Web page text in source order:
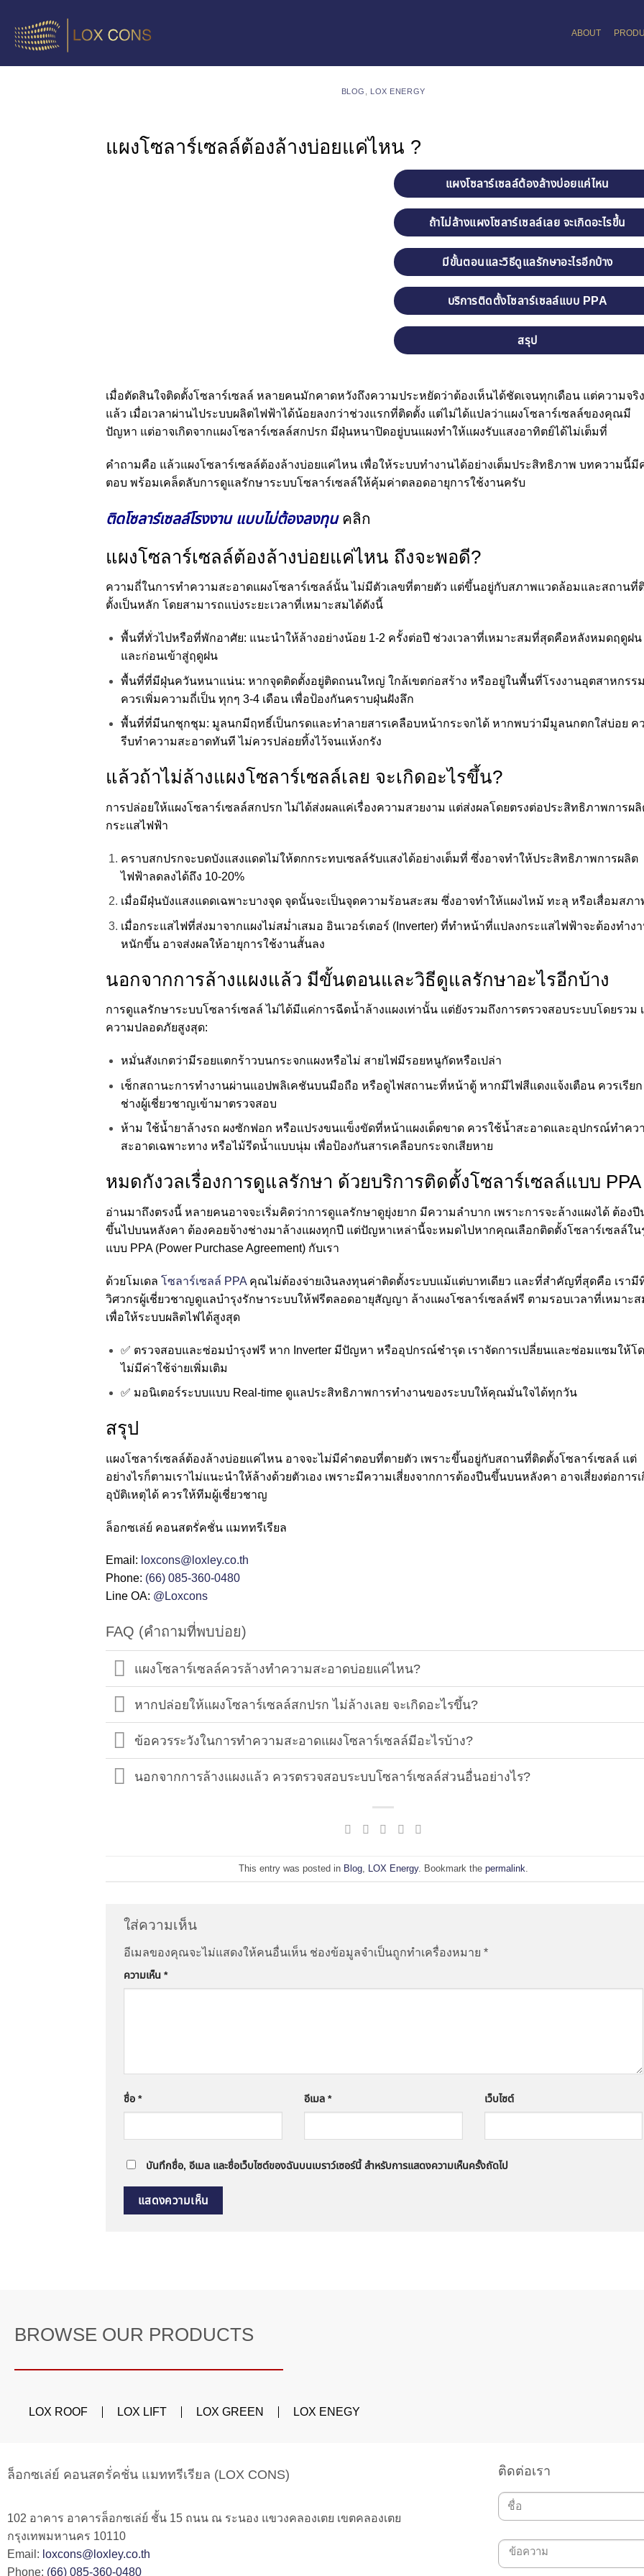
ABOUT
BLOG LOX ENERGY
แผงโซลาร์เซลล์ต้องล้างบ่อยแค่ไหน ?
แผงโซลาร์เซลล์ต้องล้างบ่อยแค่ไหน
ถ้าไม่ล้างแผงโซลาร์เซลล์เลย จะเกิดอะไรขึ้น
มีขั้นตอนและวิธีดูแลรักษาอะไรอีกบ้าง
บริการติดตั้งโซลาร์เซลล์แบบ PPA
สรุป
เมื่อตัดสินใจติดตั้งโซลาร์เซลล์ หลายคนมักคาดหวังถึงความประหยัดว่าต้องเห็นได้ชัดเจนทุกเดือน แต่ความจริง
แล้ว เมื่อเวลาผ่านไประบบผลิตไฟฟ้าได้น้อยลงกว่าช่วงแรกที่ติดตั้ง แต่ไม่ได้แปลว่าแผงโซลาร์เซลล์ของคุณมี
ปัญหา แต่อาจเกิดจากแผงโซลาร์เซลล์สกปรก มีฝุ่นหนาปิดอยู่บนแผงทำให้แผงรับแสงอาทิตย์ได้ไม่เต็มที่
คำถามคือ แล้วแผงโซลาร์เซลล์ต้องล้างบ่อยแค่ไหน เพื่อให้ระบบทำงานได้อย่างเต็มประสิทธิภาพ บทความนี้มี
ตอบ พร้อมเคล็ดลับการดูแลรักษาระบบโซลาร์เซลล์ให้คุ้มค่าตลอดอายุการใช้งานครับ
ติดโซลาร์เซลล์โรงงาน แบบไม่ต้องลงทุน คลิก
แผงโซลาร์เซลล์ต้องล้างบ่อยแค่ไหน ถึงจะพอดี?
ความถี่ในการทำความสะอาดแผงโซลาร์เซลล์นั้น ไม่มีตัวเลขที่ตายตัว แต่ขึ้นอยู่กับสภาพแวดล้อมและสถานที่
ตั้งเป็นหลัก โดยสามารถแบ่งระยะเวลาที่เหมาะสมได้ดังนี้
พื้นที่ทั่วไปหรือที่พักอาศัย: แนะนำให้ล้างอย่างน้อย 1-2 ครั้งต่อปี ช่วงเวลาที่เหมาะสมที่สุดคือหลังหมดฤดูฝน
และก่อนเข้าสู่ฤดูฝน
พื้นที่ที่มีฝุ่นควันหนาแน่น: หากจุดติดตั้งอยู่ติดถนนใหญ่ ใกล้เขตก่อสร้าง หรืออยู่ในพื้นที่โรงงานอุตสาหกรรม
ควรเพิ่มความถี่เป็น ทุกๆ 3-4 เดือน เพื่อป้องกันคราบฝุ่นฝังลึก
พื้นที่ที่มีนกชุกชุม: มูลนกมีฤทธิ์เป็นกรดและทำลายสารเคลือบหน้ากระจกได้ หากพบว่ามีมูลนกตกใส่บ่อย ค
รีบทำความสะอาดทันที ไม่ควรปล่อยทิ้งไว้จนแห้งกรัง
แล้วถ้าไม่ล้างแผงโซลาร์เซลล์เลย จะเกิดอะไรขึ้น?
การปล่อยให้แผงโซลาร์เซลล์สกปรก ไม่ได้ส่งผลแค่เรื่องความสวยงาม แต่ส่งผลโดยตรงต่อประสิทธิภาพการผ
กระแสไฟฟ้า
คราบสกปรกจะบดบังแสงแดดไม่ให้ตกกระทบเซลล์รับแสงได้อย่างเต็มที่ ซึ่งอาจทำให้ประสิทธิภาพการผลิต
ไฟฟ้าลดลงได้ถึง 10-20%
เมื่อมีฝุ่นบังแสงแดดเฉพาะบางจุด จุดนั้นจะเป็นจุดความร้อนสะสม ซึ่งอาจทำให้แผงไหม้ ทะลุ หรือเสื่อมสภา
เมื่อกระแสไฟที่ส่งมาจากแผงไม่สม่ำเสมอ อินเวอร์เตอร์ (Inverter) ที่ทำหน้าที่แปลงกระแสไฟฟ้าจะต้องทำง
หนักขึ้น อาจส่งผลให้อายุการใช้งานสั้นลง
นอกจากการล้างแผงแล้ว มีขั้นตอนและวิธีดูแลรักษาอะไรอีกบ้าง
การดูแลรักษาระบบโซลาร์เซลล์ ไม่ได้มีแค่การฉีดน้ำล้างแผงเท่านั้น แต่ยังรวมถึงการตรวจสอบระบบโดยรวม
ความปลอดภัยสูงสุด:
หมั่นสังเกตว่ามีรอยแตกร้าวบนกระจกแผงหรือไม่ สายไฟมีรอยหนูกัดหรือเปล่า
เช็กสถานะการทำงานผ่านแอปพลิเคชันบนมือถือ หรือดูไฟสถานะที่หน้าตู้ หากมีไฟสีแดงแจ้งเตือน ควรเรียก
ช่างผู้เชี่ยวชาญเข้ามาตรวจสอบ
ห้าม ใช้น้ำยาล้างรถ ผงซักฟอก หรือแปรงขนแข็งขัดที่หน้าแผงเด็ดขาด ควรใช้น้ำสะอาดและอุปกรณ์ทำคว
สะอาดเฉพาะทาง หรือไม้รีดน้ำแบบนุ่ม เพื่อป้องกันสารเคลือบกระจกเสียหาย
หมดกังวลเรื่องการดูแลรักษา ด้วยบริการติดตั้งโซลาร์เซลล์แบบ PPA
อ่านมาถึงตรงนี้ หลายคนอาจจะเริ่มคิดว่าการดูแลรักษาดูยุ่งยาก มีความลำบาก เพราะการจะล้างแผงได้ ต้องปี
ขึ้นไปบนหลังคา ต้องคอยจ้างช่างมาล้างแผงทุกปี แต่ปัญหาเหล่านี้จะหมดไปหากคุณเลือกติดตั้งโซลาร์เซลล์ใน
แบบ PPA (Power Purchase Agreement) กับเรา
ด้วยโมเดล โซลาร์เซลล์ PPA คุณไม่ต้องจ่ายเงินลงทุนค่าติดตั้งระบบแม้แต่บาทเดียว และที่สำคัญที่สุดคือ เรามี
วิศวกรผู้เชี่ยวชาญดูแลบำรุงรักษาระบบให้ฟรีตลอดอายุสัญญา ล้างแผงโซลาร์เซลล์ฟรี ตามรอบเวลาที่เหมาะส
เพื่อให้ระบบผลิตไฟได้สูงสุด
✅ ตรวจสอบและซ่อมบำรุงฟรี หาก Inverter มีปัญหา หรืออุปกรณ์ชำรุด เราจัดการเปลี่ยนและซ่อมแซมให้โ
ไม่มีค่าใช้จ่ายเพิ่มเติม
✅ มอนิเตอร์ระบบแบบ Real-time ดูแลประสิทธิภาพการทำงานของระบบให้คุณมั่นใจได้ทุกวัน
สรุป
แผงโซลาร์เซลล์ต้องล้างบ่อยแค่ไหน อาจจะไม่มีคำตอบที่ตายตัว เพราะขึ้นอยู่กับสถานที่ติดตั้งโซลาร์เซลล์ แต่
อย่างไรก็ตามเราไม่แนะนำให้ล้างด้วยตัวเอง เพราะมีความเสี่ยงจากการต้องปีนขึ้นบนหลังคา อาจเสี่ยงต่อการ
อุบัติเหตุได้ ควรให้ทีมผู้เชี่ยวชาญ
ล็อกซเล่ย์ คอนสตรั่คชั่น แมททรีเรียล
Email: loxcons@loxley.co.th
Phone: (66) 085-360-0480
Line OA: @Loxcons
FAQ (คำถามที่พบบ่อย)
แผงโซลาร์เซลล์ควรล้างทำความสะอาดบ่อยแค่ไหน?
หากปล่อยให้แผงโซลาร์เซลล์สกปรก ไม่ล้างเลย จะเกิดอะไรขึ้น?
ข้อควรระวังในการทำความสะอาดแผงโซลาร์เซลล์มีอะไรบ้าง?
นอกจากการล้างแผงแล้ว ควรตรวจสอบระบบโซลาร์เซลล์ส่วนอื่นอย่างไร?
This entry was posted in Blog, LOX Energy. Bookmark the permalink
ใส่ความเห็น
อีเมลของคุณจะไม่แสดงให้คนอื่นเห็น ช่องข้อมูลจำเป็นถูกทำเครื่องหมาย *
ความเห็น *
ชื่อ * อีเมล * เว็บไซต์
บันทึกชื่อ, อีเมล และชื่อเว็บไซต์ของฉันบนเบราว์เซอร์นี้ สำหรับการแสดงความเห็นครั้งถัดไป
BROWSE OUR PRODUCTS
LOX ROOF LOX LIFT LOX GREEN LOX ENEGY
ล็อกซเล่ย์ คอนสตรั่คชั่น แมททรีเรียล (LOX CONS)
102 อาคาร อาคารล็อกซเล่ย์ ชั้น 15 ถนน ณ ระนอง แขวงคลองเตย เขตคลองเตย
กรุงเทพมหานคร 10110
Email: loxcons@loxley.co.th
Phone: (66) 085-360-0480
ติดต่อเรา